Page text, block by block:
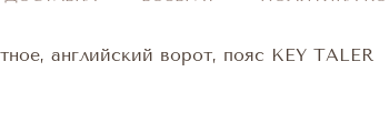
английский ворот, пояс KEY TALER